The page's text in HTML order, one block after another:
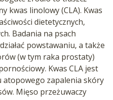
kwas linolowy (CLA). Kwas
dietetycznych,
Badania na psach
powstawaniu, a także
(w tym raka prostaty)
Kwas CLA jest
atopowego zapalenia skóry
Mięso przeżuwaczy